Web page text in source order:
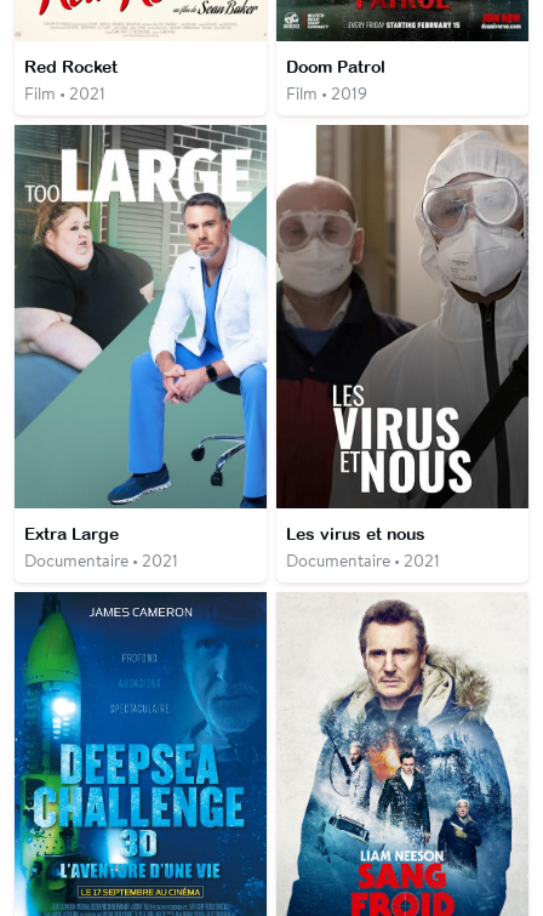
Red Rocket
Film • 2021
Doom Patrol
Film • 2019
Extra Large
Documentaire • 2021
Les virus et nous
Documentaire • 2021